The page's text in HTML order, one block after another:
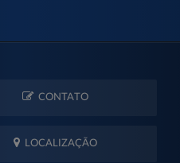
CONTATO
LOCALIZAÇÃO